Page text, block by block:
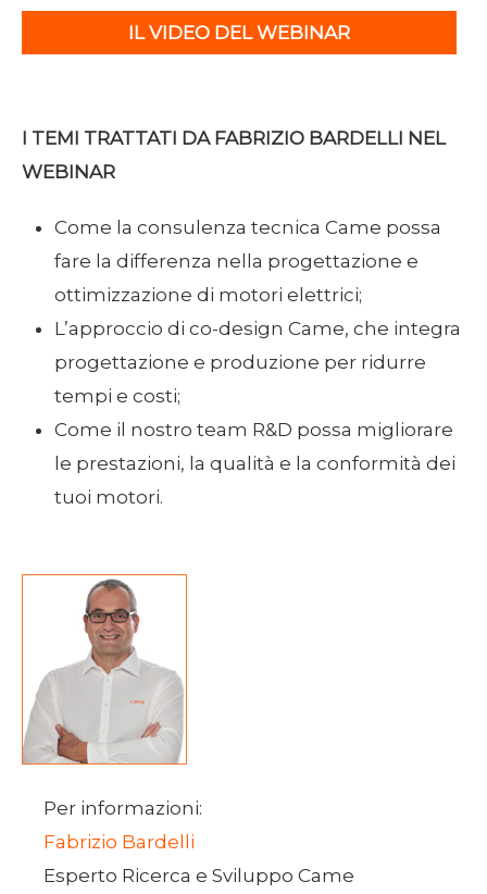
IL VIDEO DEL WEBINAR
I TEMI TRATTATI DA FABRIZIO BARDELLI NEL
WEBINAR
Come la consulenza tecnica Came possa
fare la differenza nella progettazione e
ottimizzazione di motori elettrici;
L’approccio di co-design Came, che integra
progettazione e produzione per ridurre
tempi e costi;
Come il nostro team R&D possa migliorare
le prestazioni, la qualità e la conformità dei
tuoi motori.
Per informazioni:
Fabrizio Bardelli
Esperto Ricerca e Sviluppo Came